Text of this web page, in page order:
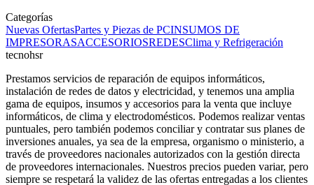
Categorías
Nuevas OfertasPartes y Piezas de PCINSUMOS DE
IMPRESORASACCESORIOSREDESClima y Refrigeración
tecnohsr
Prestamos servicios de reparación de equipos informáticos,
instalación de redes de datos y electricidad, y tenemos una amplia
gama de equipos, insumos y accesorios para la venta que incluye
informáticos, de clima y electrodomésticos. Podemos realizar ventas
puntuales, pero también podemos conciliar y contratar sus planes de
inversiones anuales, ya sea de la empresa, organismo o ministerio, a
través de proveedores nacionales autorizados con la gestión directa
de proveedores internacionales. Nuestros precios pueden variar, pero
siempre se respetará la validez de las ofertas entregadas a los clientes